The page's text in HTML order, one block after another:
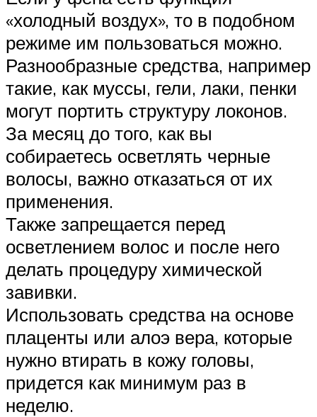
«холодный воздух», то в подобном
режиме им пользоваться можно.
Разнообразные средства, например
такие, как муссы, гели, лаки, пенки
могут портить структуру локонов.
За месяц до того, как вы
собираетесь осветлять черные
волосы, важно отказаться от их
применения.
Также запрещается перед
осветлением волос и после него
делать процедуру химической
завивки.
Использовать средства на основе
плаценты или алоэ вера, которые
нужно втирать в кожу головы,
придется как минимум раз в
неделю.